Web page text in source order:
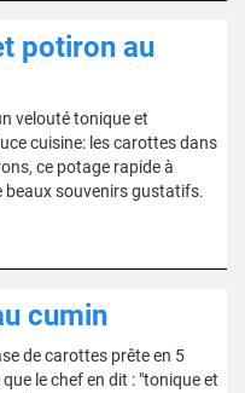
potiron au
velouté tonique et
cuisine: les carottes dans
ce potage rapide à
souvenirs gustatifs.
cumin
de carottes prête en 5
le chef en dit : "tonique et